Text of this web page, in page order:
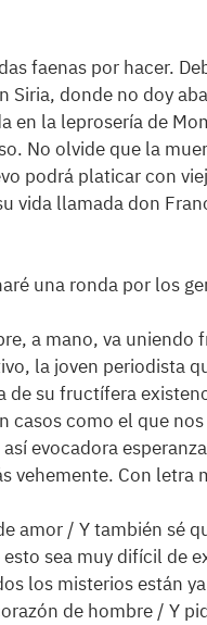
faenas por hacer.
Siria, donde no doy
en la leprosería de
No olvide que la
podrá platicar con
vida llamada don
una ronda por los
a mano, va uniendo
la joven periodista
de su fructífera
casos como el que nos
evocadora
vehemente. Con letra
amor / Y también sé
sea muy difícil de
los misterios están
de hombre / Y